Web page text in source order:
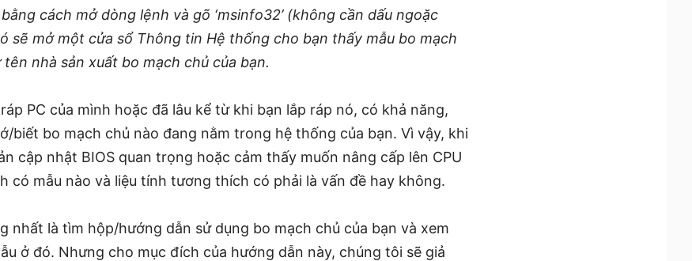
cách mở dòng lệnh và gõ ‘msinfo32’ (không cần dấu ngoặc
sẽ mở một cửa sổ Thông tin Hệ thống cho bạn thấy mẫu bo mạch
nhà sản xuất bo mạch chủ của bạn.
PC của mình hoặc đã lâu kể từ khi bạn lắp ráp nó, có khả năng,
biết bo mạch chủ nào đang nằm trong hệ thống của bạn. Vì vậy, khi
cập nhật BIOS quan trọng hoặc cảm thấy muốn nâng cấp lên CPU
có mẫu nào và liệu tính tương thích có phải là vấn đề hay không.
nhất là tìm hộp/hướng dẫn sử dụng bo mạch chủ của bạn và xem
ở đó. Nhưng cho mục đích của hướng dẫn này, chúng tôi sẽ giả